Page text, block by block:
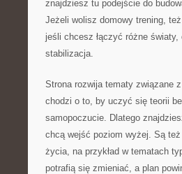
znajdziesz tu podejście do
Jeżeli wolisz domowy trening,
jeśli chcesz łączyć różne
stabilizacja.
Strona rozwija tematy związane
chodzi o to, by uczyć się teorii
samopoczucie. Dlatego
chcą wejść poziom wyżej. Są
życia, na przykład w tematach
potrafią się zmieniać, a plan